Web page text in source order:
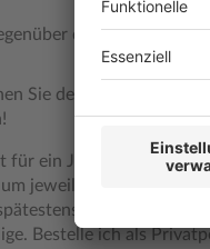
dem Einzelkauf.
Sie den kompletten
für ein Jahr; sie verlängert
jeweils ein weiteres
vier Wochen
Bestelle ich als